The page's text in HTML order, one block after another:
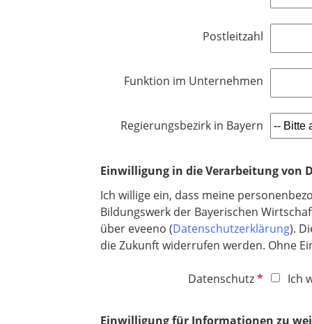
e
h
e
i
e
Postleitzahl
Funktion im Unternehmen
Regierungsbezirk in Bayern
Einwilligung in die Verarbeitung von
Ich willige ein, dass meine
Bildungswerk der Bayerischen
über eveeno (Datenschutzerklärung).
die Zukunft widerrufen werden. Ohne
DatenschutzP
Ich
Einwilligung für Informationen zu